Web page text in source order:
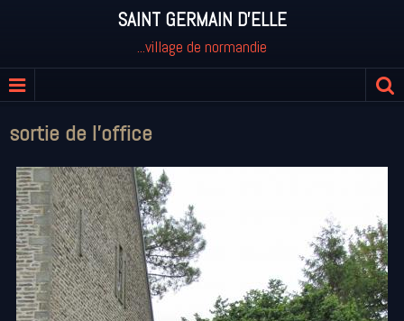
SAINT GERMAIN D'ELLE
...village de normandie
sortie de l'office